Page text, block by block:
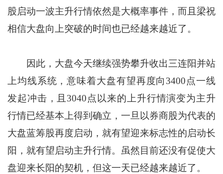
股启动一波主升行情依然是大概率事件，而且梁祝
相信大盘向上突破的时间也已经越来越近了。
因此，大盘今天继续强势攀升收出三连阳并站
上均线系统，意味着大盘有望再度向3400点一线
发起冲击，且3040点以来的上升行情演变为主升
行情已经基本上得到确立，一旦以券商股为代表的
大盘蓝筹股再度启动，就有望迎来标志性的启动长
阳，就有望启动主升行情。虽然目前还没有促使大
盘迎来长阳的契机，但这一天已经越来越近了。